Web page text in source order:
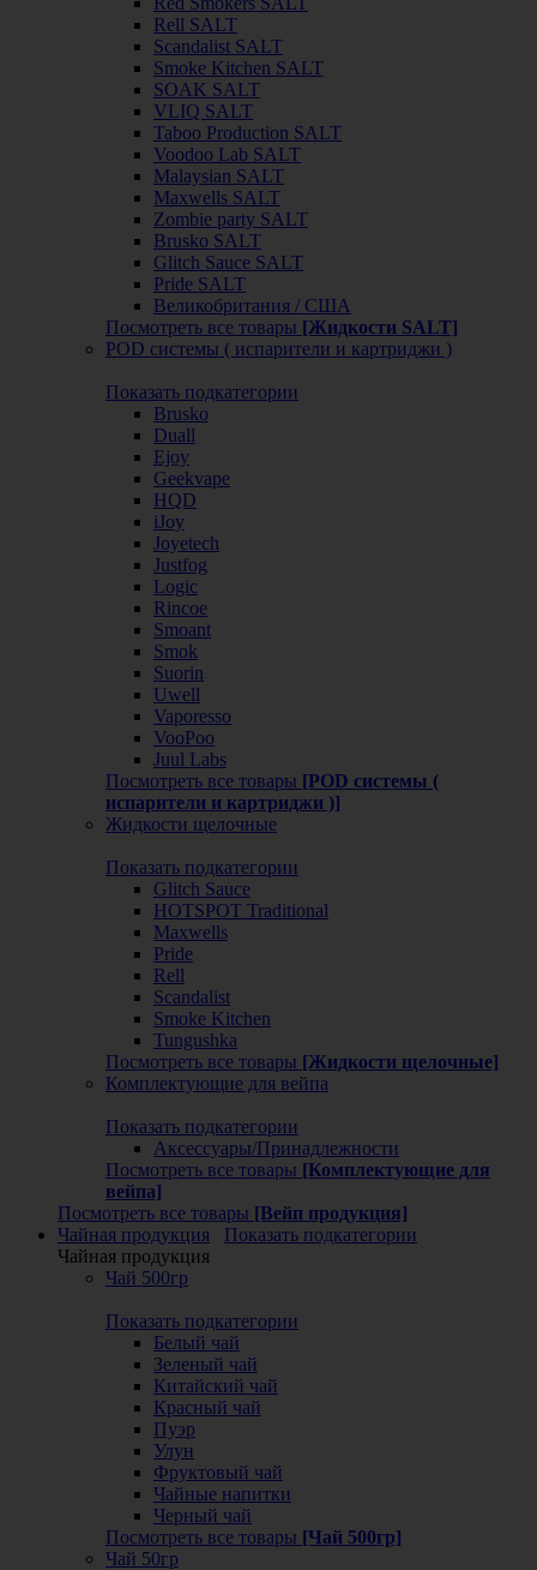
Rell SALT
Scandalist SALT
Smoke Kitchen SALT
SOAK SALT
VLIQ SALT
Taboo Production SALT
Voodoo Lab SALT
Malaysian SALT
Maxwells SALT
Zombie party SALT
Brusko SALT
Glitch Sauce SALT
Pride SALT
Великобритания / США
Посмотреть все товары [Жидкости SALT]
POD системы ( испарители и картриджи )
Показать подкатегории
Brusko
Duall
Ejoy
Geekvape
HQD
iJoy
Joyetech
Justfog
Logic
Rincoe
Smoant
Smok
Suorin
Uwell
Vaporesso
VooPoo
Juul Labs
Посмотреть все товары [POD системы (
испарители и картриджи )]
Жидкости щелочные
Показать подкатегории
Glitch Sauce
HOTSPOT Traditional
Maxwells
Pride
Rell
Scandalist
Smoke Kitchen
Tungushka
Посмотреть все товары [Жидкости щелочные]
Комплектующие для вейпа
Показать подкатегории
Аксессуары/Принадлежности
Посмотреть все товары [Комплектующие для
вейпа]
Посмотреть все товары [Вейп продукция]
Чайная продукция
Показать подкатегории
Чайная продукция
Чай 500гр
Показать подкатегории
Белый чай
Зеленый чай
Китайский чай
Красный чай
Пуэр
Улун
Фруктовый чай
Чайные напитки
Черный чай
Посмотреть все товары [Чай 500гр]
Чай 50гр